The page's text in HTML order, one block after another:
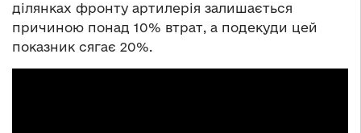
ділянках фронту артилерія залишається
причиною понад 10% втрат, а подекуди цей
показник сягає 20%.